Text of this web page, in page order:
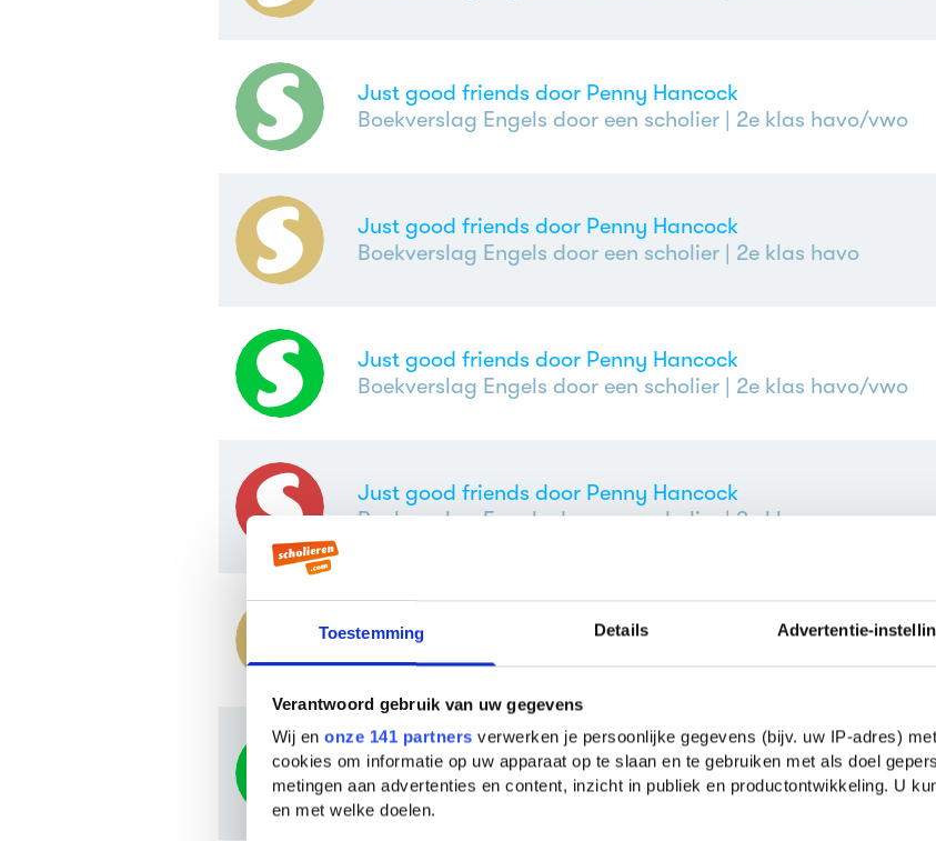
Toestemming Details Advertentie-
Verantwoord gebruik van uw gegevens
Wij en onze 141 partners verwerken je persoonlijke gegevens (bijv. uw IP-adres)
cookies om informatie op uw apparaat op te slaan en te gebruiken met als doel
metingen aan advertenties en content, inzicht in publiek en productontwikkeling. U
en met welke doelen.
Just good friends door Penny Hancock
Boekverslag Engels door een scholier | 2e klas havo/vwo
Just good friends door Penny Hancock
Boekverslag Engels door een scholier | 2e klas havo
Just good friends door Penny Hancock
Boekverslag Engels door een scholier | 2e klas havo/vwo
Just good friends door Penny Hancock
Boekverslag Engels door een scholier| 3e klas vwo
Just good friends door Penny Hancock
Just good friends door Penny Hancock
Boekverslag Engels door een scholier| 2e klas havo